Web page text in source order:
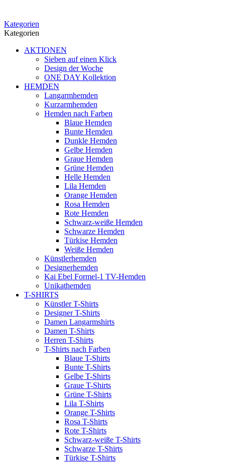
Kategorien
Kategorien
AKTIONEN
Sieben auf einen Klick
Design der Woche
ONE DAY Kollektion
HEMDEN
Langarmhemden
Kurzarmhemden
Hemden nach Farben
Blaue Hemden
Bunte Hemden
Dunkle Hemden
Gelbe Hemden
Graue Hemden
Grüne Hemden
Helle Hemden
Lila Hemden
Orange Hemden
Rosa Hemden
Rote Hemden
Schwarz-weiße Hemden
Schwarze Hemden
Türkise Hemden
Weiße Hemden
Künstlerhemden
Designerhemden
Kai Ebel Formel-1 TV-Hemden
Unikathemden
T-SHIRTS
Künstler T-Shirts
Designer T-Shirts
Damen Langarmshirts
Damen T-Shirts
Herren T-Shirts
T-Shirts nach Farben
Blaue T-Shirts
Bunte T-Shirts
Gelbe T-Shirts
Graue T-Shirts
Grüne T-Shirts
Lila T-Shirts
Orange T-Shirts
Rosa T-Shirts
Rote T-Shirts
Schwarz-weiße T-Shirts
Schwarze T-Shirts
Türkise T-Shirts